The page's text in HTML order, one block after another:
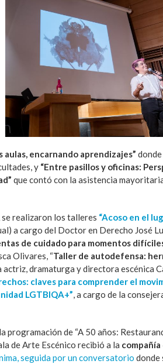
encarnando aprendizajes” donde
y “Entre pasillos y oficinas:
que contó con la asistencia
realizaron los talleres “Acoso en el
a cargo del Doctor en Derecho José
de cuidado para momentos
Olivares, “Taller de autodefensa:
actriz, dramaturga y directora escénica
claves para comprender el
LGTBIQA+” , a cargo de la
programación de “A 50 años:
de Arte Escénico recibió a la
seguida por un conversatorio donde